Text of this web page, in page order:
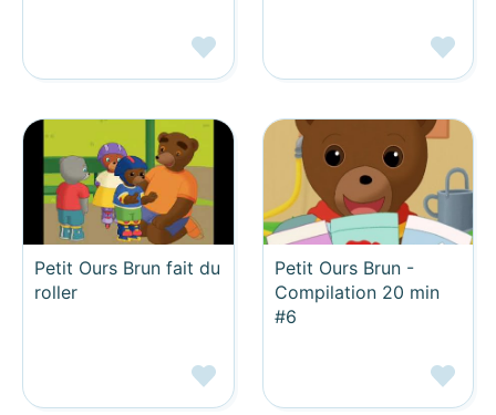
Petit Ours Brun fait du
roller
Petit Ours Brun -
Compilation 20 min
#6